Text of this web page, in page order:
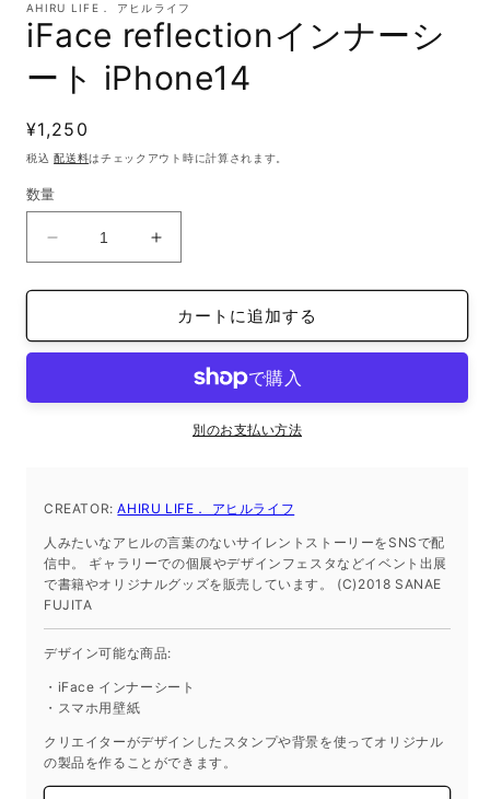
ダ
メ
ア
(1)
開
く
AHIRU LIFE． アヒルライフ
iFace reflectionインナーシ
ート iPhone14
通
常
価
格
¥1,250
税込配送料はチェックアウト時に計算されます。
数量
reflection
イ
ナ
シ
の
量
を
減
ら
す
iFace
reflection
イ
ナ
シ
の
量
を
や
す
カートに追加する
別のお支払い方法
CREATOR:AHIRU LIFE． アヒルライフ
人みたいなアヒルの言葉のないサイレントストーリーをSNSで配
信中。 ギャラリーでの個展やデザインフェスタなどイベント出展
で書籍やオリジナルグッズを販売しています。 (C)2018 SANAE
FUJITA
デザイン可能な商品:
・iFace インナーシート
・スマホ用壁紙
クリエイターがデザインしたスタンプや背景を使ってオリジナル
の製品を作ることができます。